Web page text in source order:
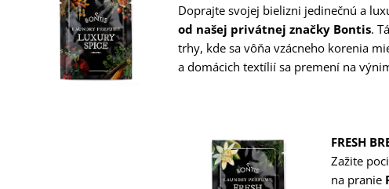
Doprajte svojej bielizni jedinečnú a
od našej privátnej značky Bontis.
trhy, kde sa vôňa vzácneho korenia
a domácich textílií sa premení na
FRESH
Zažite
na pranie